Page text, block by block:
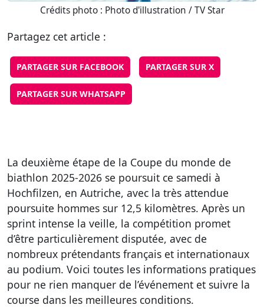
Crédits photo : Photo d'illustration / TV Star
Partagez cet article :
PARTAGER SUR FACEBOOK PARTAGER SUR X
PARTAGER SUR WHATSAPP
La deuxième étape de la Coupe du monde de
biathlon 2025-2026 se poursuit ce samedi à
Hochfilzen, en Autriche, avec la très attendue
poursuite hommes sur 12,5 kilomètres. Après un
sprint intense la veille, la compétition promet
d’être particulièrement disputée, avec de
nombreux prétendants français et internationaux
au podium. Voici toutes les informations pratiques
pour ne rien manquer de l’événement et suivre la
course dans les meilleures conditions.